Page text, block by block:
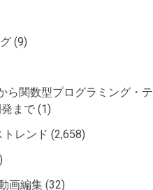
(9)
ら関数型プログラミング・テ
まで (1)
トレンド (2,658)
画編集 (32)